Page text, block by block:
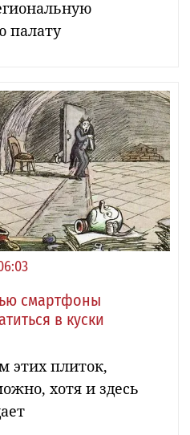
палату
смартфоны
в куски
этих плиток,
хотя и здесь